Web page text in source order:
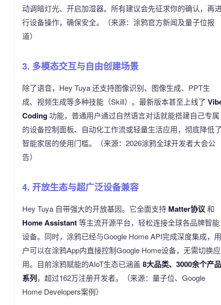
动调暗灯光、开启加湿器。所有建议会先征求你的确认，再
行设备操作，确保安全。（来源：涂鸦官方新闻及量子位报
道）
3. 多模态交互与自由创建场景
除了语音，Hey Tuya 还支持图像识别、图像生成、PPT生
成、视频生成等多种技能（Skill）。最新版本甚至上线了
Coding功能，普通用户通过自然语言对话就能搭建自己专属
的设备控制面板、自动化工作流或轻量生活应用，彻底降低
智能家居的使用门槛。（来源：2026涂鸦全球开发者大会公
告）
4. 开放生态与超广泛设备兼容
Hey Tuya 自带强大的开放基因。它全面支持 Matter协议和
Home Assistant等主流开源平台，轻松连接全球各品牌智能
设备。同时，涂鸦已经与Google Home API完成深度集成，用
户可以在涂鸦App内直接控制Google Home设备，无需切换应
用。目前涂鸦赋能的AIoT生态已涵盖 8大品类、3000余个产品
系列，超过162万注册开发者。（来源：量子位、Google
Home Developers案例）